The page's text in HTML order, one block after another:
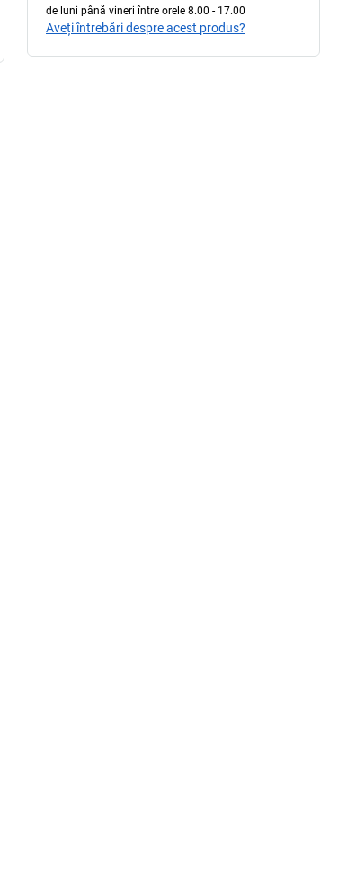
de luni până vineri între orele 8.00 - 17.00
Aveți întrebări despre acest produs?